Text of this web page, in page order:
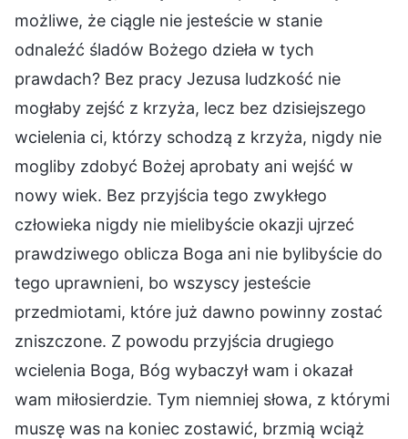
możliwe, że ciągle nie jesteście w stanie
odnaleźć śladów Bożego dzieła w tych
prawdach? Bez pracy Jezusa ludzkość nie
mogłaby zejść z krzyża, lecz bez dzisiejszego
wcielenia ci, którzy schodzą z krzyża, nigdy nie
mogliby zdobyć Bożej aprobaty ani wejść w
nowy wiek. Bez przyjścia tego zwykłego
człowieka nigdy nie mielibyście okazji ujrzeć
prawdziwego oblicza Boga ani nie bylibyście do
tego uprawnieni, bo wszyscy jesteście
przedmiotami, które już dawno powinny zostać
zniszczone. Z powodu przyjścia drugiego
wcielenia Boga, Bóg wybaczył wam i okazał
wam miłosierdzie. Tym niemniej słowa, z którymi
muszę was na koniec zostawić, brzmią wciąż